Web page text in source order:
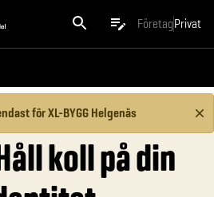
FöretagPrivat
för XL-BYGG Helgenäs
koll på din